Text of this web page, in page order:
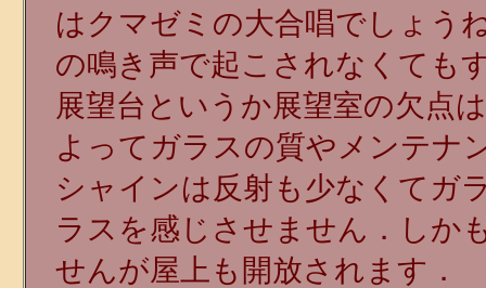
はクマゼミの大合唱でしょう
の鳴き声で起こされなくても
展望台というか展望室の欠点
よってガラスの質やメンテナ
シャインは反射も少なくてガ
ラスを感じさせません．しか
せんが屋上も開放されます．